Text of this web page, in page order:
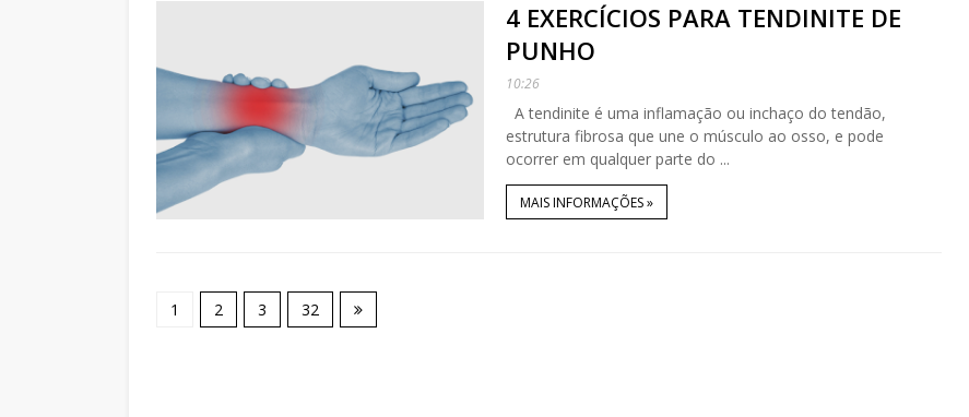
4 EXERCÍCIOS PARA TENDINITE DE
PUNHO
10:26
A tendinite é uma inflamação ou inchaço do tendão,
estrutura fibrosa que une o músculo ao osso, e pode
ocorrer em qualquer parte do ...
MAIS INFORMAÇÕES »
1 2 3 32